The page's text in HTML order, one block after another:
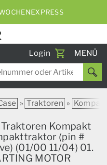
Login
Toggle
MENÜ
» Traktoren »
Kompakt
(pin #
(01/00 11/04) 01.
MOTOR